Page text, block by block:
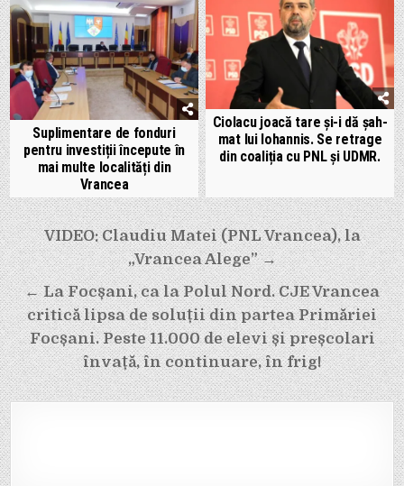
Suplimentare de fonduri
pentru investiții începute în
mai multe localități din
Vrancea
Ciolacu joacă tare și-i dă șah-
mat lui Iohannis. Se retrage
din coaliția cu PNL și UDMR.
Navigare
în
articole
VIDEO: Claudiu Matei (PNL Vrancea), la
„Vrancea Alege” →
← La Focșani, ca la Polul Nord. CJE Vrancea
critică lipsa de soluții din partea Primăriei
Focșani. Peste 11.000 de elevi și preșcolari
învață, în continuare, în frig!